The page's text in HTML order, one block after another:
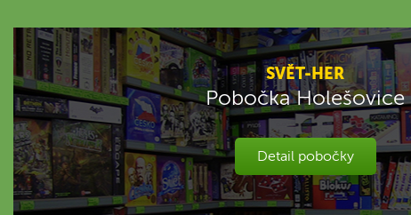
SVĚT-HER
Pobočka Holešovice
Detail pobočky